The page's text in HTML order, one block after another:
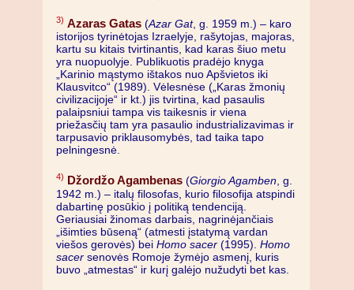
3) Azaras Gatas (Azar Gat, g. 1959 m.) – karo
istorijos tyrinėtojas Izraelyje, rašytojas, majoras,
kartu su kitais tvirtinantis, kad karas šiuo metu
yra nuopuolyje. Publikuotis pradėjo knyga
„Karinio mąstymo ištakos nuo Apšvietos iki
Klausvitco“ (1989). Vėlesnėse („Karas žmonių
civilizacijoje“ ir kt.) jis tvirtina, kad pasaulis
palaipsniui tampa vis taikesnis ir viena
priežasčių tam yra pasaulio industrializavimas ir
tarpusavio priklausomybės, tad taika tapo
pelningesnė.
4) Džordžo Agambenas (Giorgio Agamben , g.
1942 m.) – italų filosofas, kurio filosofija atspindi
dabartinę posūkio į politiką tendenciją.
Geriausiai žinomas darbais, nagrinėjančiais
„išimties būseną“ (atmesti įstatymą vardan
viešos gerovės) bei Homo sacer (1995). Homo
sacer senovės Romoje žymėjo asmenį, kuris
buvo „atmestas“ ir kurį galėjo nužudyti bet kas.